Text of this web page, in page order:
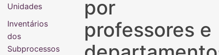
por
professores e
Unidades
Inventários
dos
Subprocessos